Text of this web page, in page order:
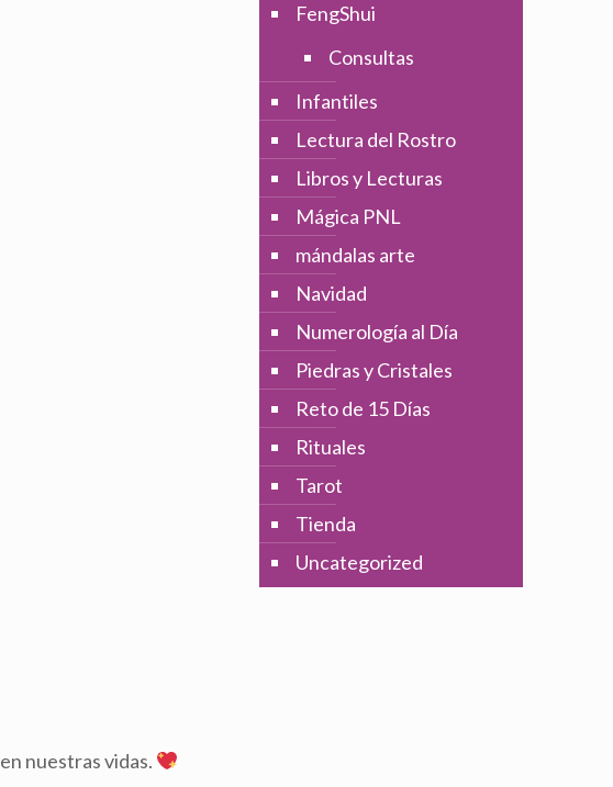
en nuestras vidas.
FengShui
Consultas
Infantiles
Lectura del Rostro
Libros y Lecturas
Mágica PNL
mándalas arte
Navidad
Numerología al Día
Piedras y Cristales
Reto de 15 Días
Rituales
Tarot
Tienda
Uncategorized